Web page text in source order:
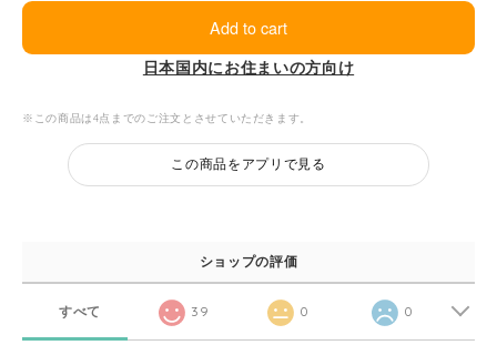
Add to cart
日本国内にお住まいの方向け
※この商品は4点までのご注文とさせていただきます。
この商品をアプリで見る
ショップの評価
すべて 39 0 0